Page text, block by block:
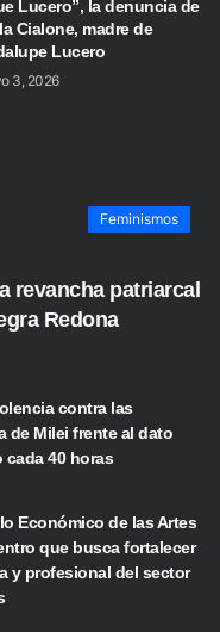
Lucero”, la denuncia de
Cialone, madre de
Lucero
3, 2026
Feminismos
revancha patriarcal
Redona
contra las
de Milei frente al dato
cada 40 horas
Económico de las Artes
que busca fortalecer
y profesional del sector